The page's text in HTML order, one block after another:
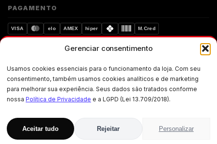
Gerenciar consentimento
Usamos cookies essenciais para o funcionamento da loja. Com seu
consentimento, também usamos cookies analíticos e de marketing
para melhorar sua experiência. Seus dados são tratados conforme
nossa Política de Privacidade e a LGPD (Lei 13.709/2018).
Aceitar tudo Rejeitar Personalizar
PAGAMENTO
VISA elo AMEX hiper M.Cred
Dados protegidos
Walkind. Copyright © 2019-walkind.com.br Todos os direitos
reservados. Os preços, promoções, condições de pagamento, frete e
produtos são válidos exclusivamente para compras realizadas via
internet.